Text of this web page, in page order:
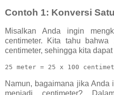
Contoh 1: Konversi
Misalkan Anda ingin
centimeter. Kita tahu
centimeter, sehingga kita
25 meter = 25 x 100
Namun, bagaimana jika Anda
menjadi centimeter?